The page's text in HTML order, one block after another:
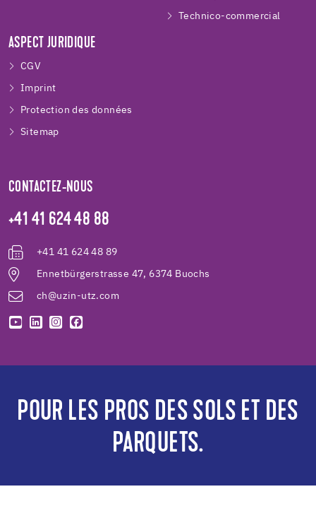
Technico-commercial
ASPECT JURIDIQUE
CGV
Imprint
Protection des données
Sitemap
CONTACTEZ-NOUS
+41 41 624 48 88
+41 41 624 48 89
Ennetbürgerstrasse 47, 6374 Buochs
ch@uzin-utz.com
POUR LES PROS DES SOLS ET DES
PARQUETS.